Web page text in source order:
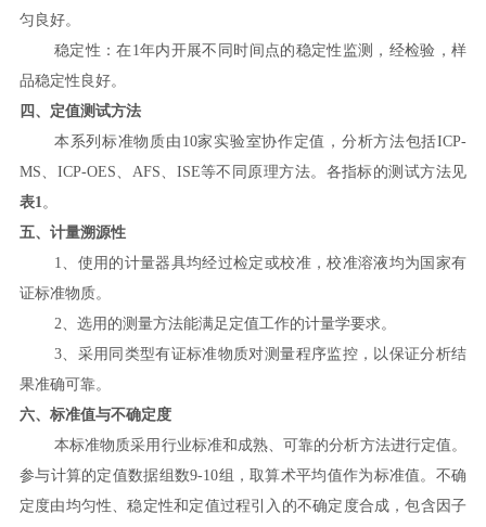
匀良好。
稳定性：在1年内开展不同时间点的稳定性监测，经检验，样
品稳定性良好。
四、定值测试方法
本系列标准物质由 10家 实验室协作定值 ，分析方法包括ICP-
MS、 ICP-OES、 AFS、 ISE等不同原理方法。 各指标的测试方法 见
表1。
五、 计量溯源性
1、使用的计量器具均经过检定或校准，校准溶液均为国家有
证标准物质。
2、选用的测量方法能满足定值工作的计量学要求。
3、采用同类型有证标准物质对测量程序监控，以保证分析结
果准确可靠。
六、标准值与不确定度
本标准物质采用行业标准和成熟、可靠的分析方法进行定值。
参与计算的定值数据组数9-10组，取算术平均值作为标准值。不确
定度由均匀性、稳定性和定值过程引入的不确定度合成 ，包含因子